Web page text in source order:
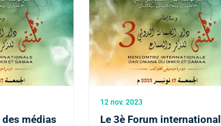
médias
12 nov. 2023
Le 3è Forum international